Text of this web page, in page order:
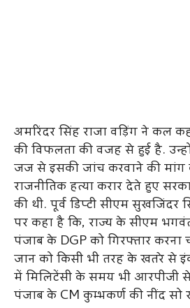
अमरिंदर सिंह राजा वड़िंग ने कल
की विफलता की वजह से हुई है.
जज से इसकी जांच करवाने की मांग
राजनीतिक हत्या करार देते हुए
की थी. पूर्व डिप्टी सीएम सुखजिंदर
पर कहा है कि, राज्य के सीएम
पंजाब के DGP को गिरफ्तार करना
जान को किसी भी तरह के खतरे से
में मिलिटेंसी के समय भी आरपीजी
पंजाब के CM कुम्भकर्ण की नींद सो